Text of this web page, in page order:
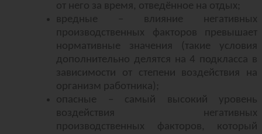
от него за время, отведённое на отдых;
вредные – влияние негативных
производственных факторов превышает
нормативные значения (такие условия
дополнительно делятся на 4 подкласса в
зависимости от степени воздействия на
организм работника);
опасные – самый высокий уровень
воздействия негативных
производственных факторов, который